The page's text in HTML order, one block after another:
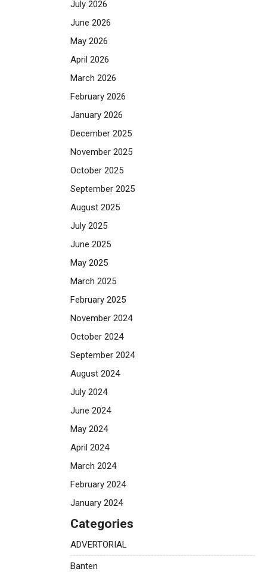
July 2026
June 2026
May 2026
April 2026
March 2026
February 2026
January 2026
December 2025
November 2025
October 2025
September 2025
August 2025
July 2025
June 2025
May 2025
March 2025
February 2025
November 2024
October 2024
September 2024
August 2024
July 2024
June 2024
May 2024
April 2024
March 2024
February 2024
January 2024
Categories
ADVERTORIAL
Banten